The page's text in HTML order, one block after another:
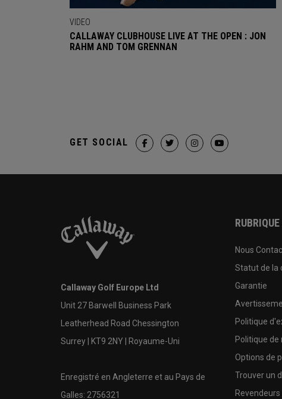
VIDEO
CALLAWAY CLUBHOUSE LIVE AT THE OPEN : JON
RAHM AND TOM GRENNAN
GET SOCIAL
Callaway Golf Europe Ltd
Unit 27 Barwell Business Park
Leatherhead Road Chessington
Surrey | KT9 2NY | Royaume-Uni
Enregistré en Angleterre et au Pays de
Galles: 2756321
Nous
Statut de la
Garantie
Politique
Politique de
Options de
Trouver un